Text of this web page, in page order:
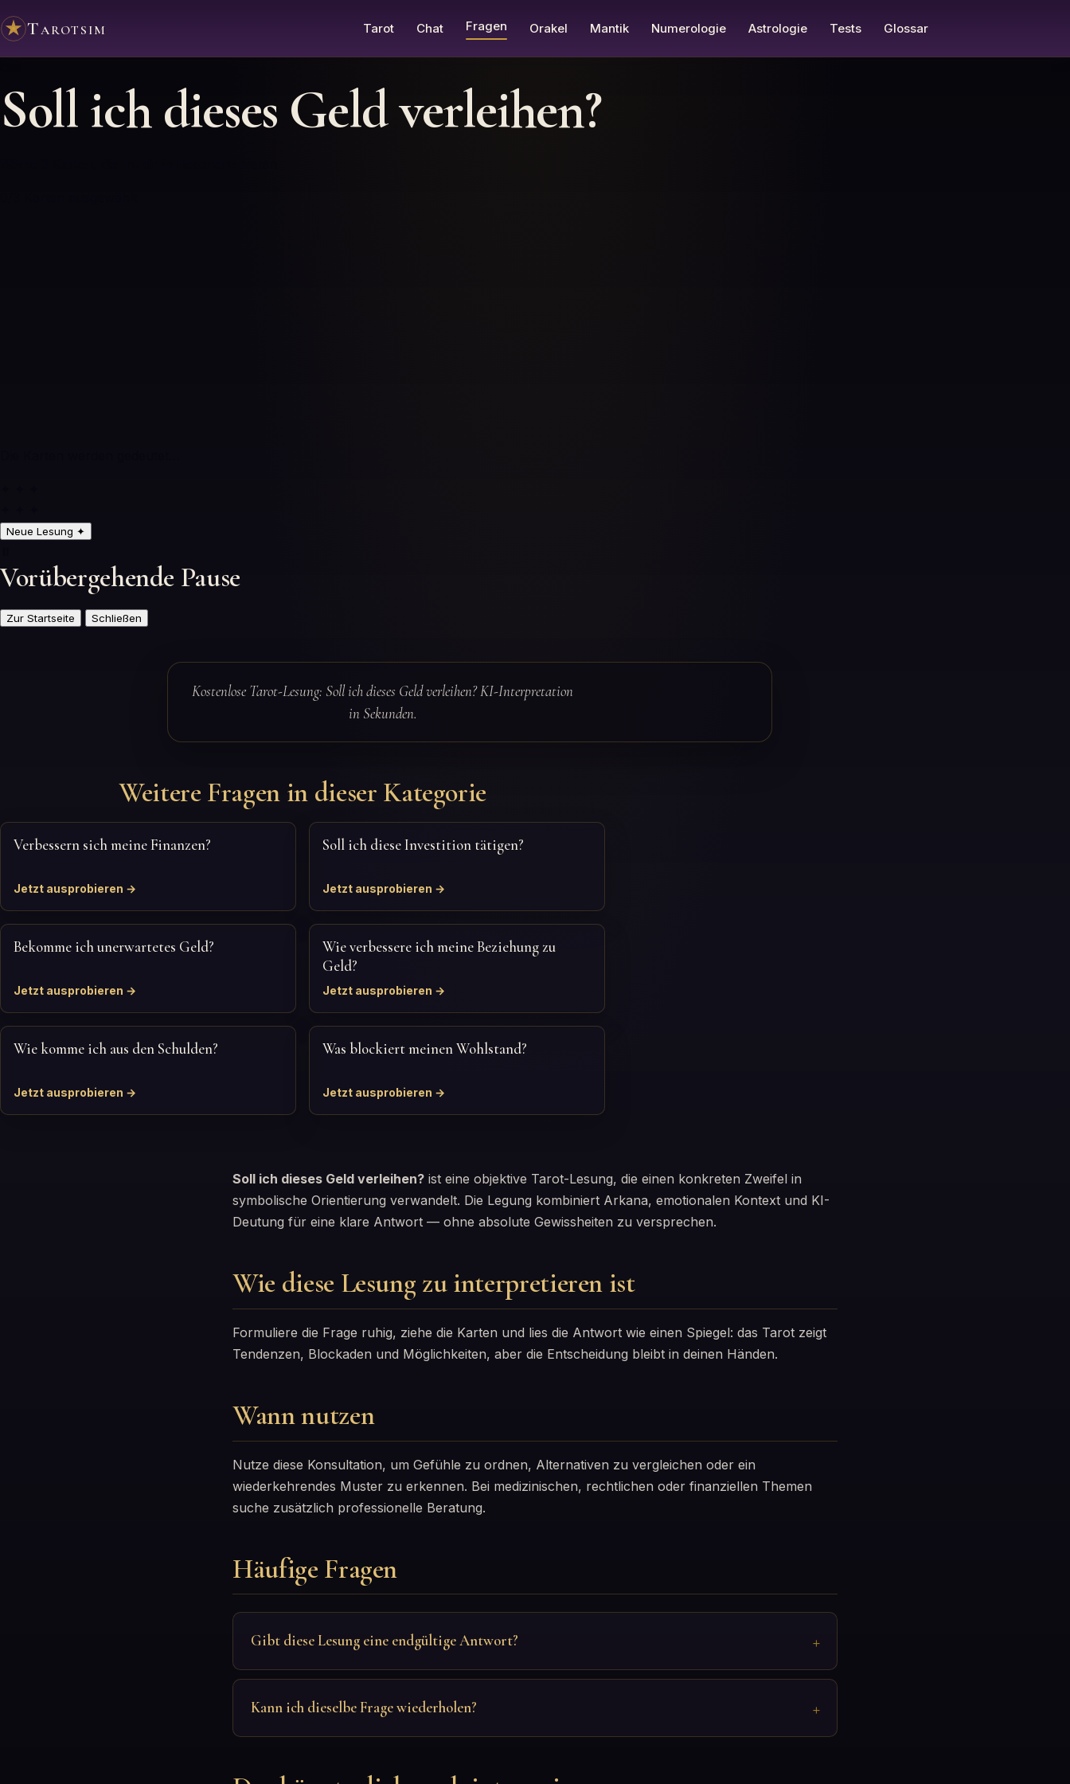
Tarotsim Tarot Chat Fragen Orakel Mantik Numerologie Astrologie Tests Glossar
Soll ich dieses Geld verleihen?
Neue Lesung ✦
Vorübergehende Pause
Zur Startseite Schließen
Kostenlose Tarot-Lesung: Soll ich dieses Geld verleihen? KI-Interpretation
in Sekunden.
Weitere Fragen in dieser Kategorie
Verbessern sich meine Finanzen?
Jetzt ausprobieren →
Soll ich diese Investition tätigen?
Jetzt ausprobieren →
Bekomme ich unerwartetes Geld?
Jetzt ausprobieren →
Wie verbessere ich meine Beziehung zu
Geld?
Jetzt ausprobieren →
Wie komme ich aus den Schulden?
Jetzt ausprobieren →
Was blockiert meinen Wohlstand?
Jetzt ausprobieren →
Soll ich dieses Geld verleihen? ist eine objektive Tarot-Lesung, die einen konkreten Zweifel in
symbolische Orientierung verwandelt. Die Legung kombiniert Arkana, emotionalen Kontext und KI-
Deutung für eine klare Antwort — ohne absolute Gewissheiten zu versprechen.
Wie diese Lesung zu interpretieren ist
Formuliere die Frage ruhig, ziehe die Karten und lies die Antwort wie einen Spiegel: das Tarot zeigt
Tendenzen, Blockaden und Möglichkeiten, aber die Entscheidung bleibt in deinen Händen.
Wann nutzen
Nutze diese Konsultation, um Gefühle zu ordnen, Alternativen zu vergleichen oder ein
wiederkehrendes Muster zu erkennen. Bei medizinischen, rechtlichen oder finanziellen Themen
suche zusätzlich professionelle Beratung.
Häufige Fragen
Gibt diese Lesung eine endgültige Antwort?
Kann ich dieselbe Frage wiederholen?